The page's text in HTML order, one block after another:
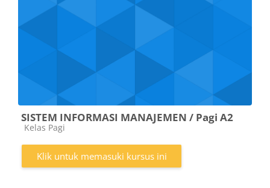
SISTEM INFORMASI MANAJEMEN / Pagi A2
Kategori kursus
Kelas Pagi
Klik untuk memasuki kursus ini